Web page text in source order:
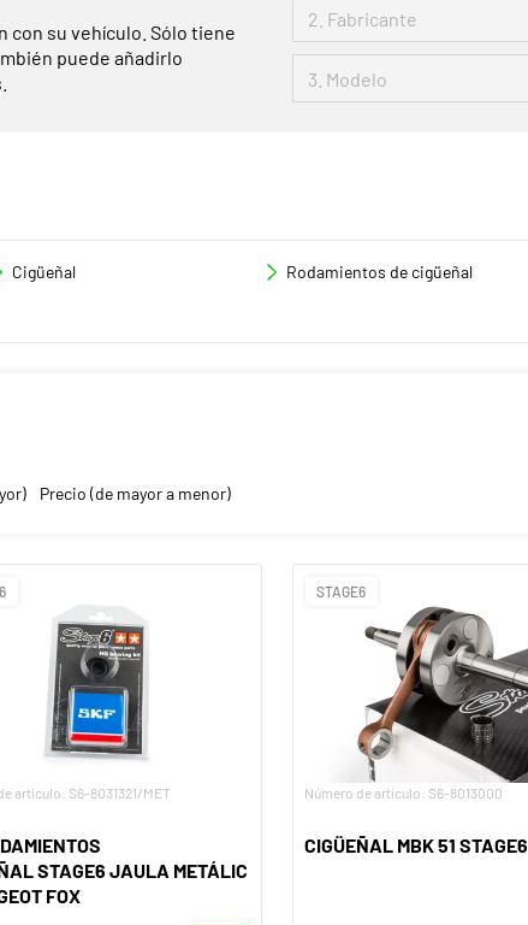
con su vehículo. Sólo tiene
puede añadirlo
Cigüeñal Rodamientos de cigüeñal
Precio (de mayor a menor)
artículo: S6-8031321/MET
STAGE6 JAULA METÁLIC
FOX
STAGE6
Número de artículo: S6-8013000
CIGÜEÑAL MBK 51 STAGE6